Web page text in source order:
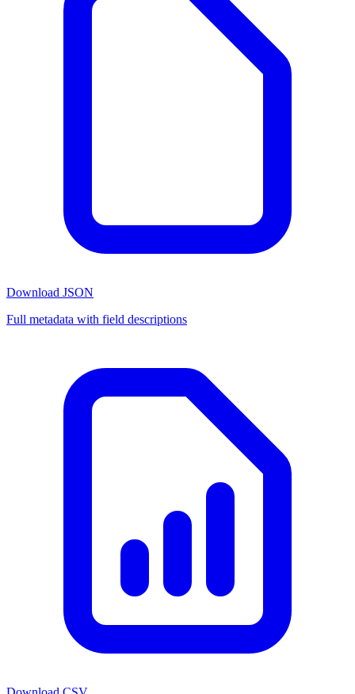
Download JSON
Full metadata with field descriptions